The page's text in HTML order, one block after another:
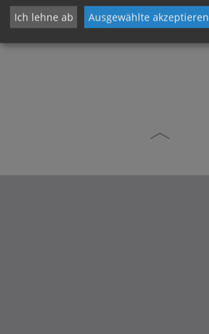
Ich lehne ab Ausgewählte akzeptieren